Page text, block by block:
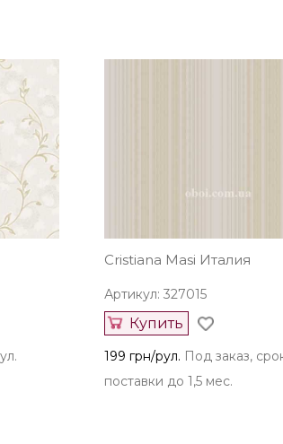
Cristiana Masi Италия
Артикул: 327015
Купить
199 грн/рул. Под заказ,
поставки до 1,5 мес.